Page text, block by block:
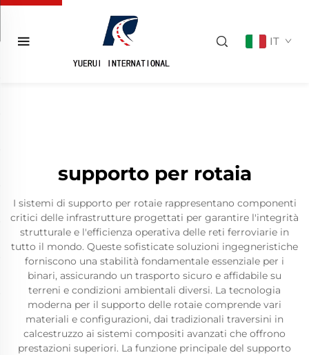
IT
supporto per rotaia
I sistemi di supporto per rotaie rappresentano componenti
critici delle infrastrutture progettati per garantire l'integrità
strutturale e l'efficienza operativa delle reti ferroviarie in
tutto il mondo. Queste sofisticate soluzioni ingegneristiche
forniscono una stabilità fondamentale essenziale per i
binari, assicurando un trasporto sicuro e affidabile su
terreni e condizioni ambientali diversi. La tecnologia
moderna per il supporto delle rotaie comprende vari
materiali e configurazioni, dai tradizionali traversini in
calcestruzzo ai sistemi compositi avanzati che offrono
prestazioni superiori. La funzione principale del supporto